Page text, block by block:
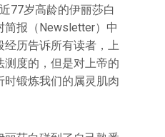
77岁高龄的伊丽莎白
简报（Newsletter）中
历告诉所有读者，上
度的，但是对上帝的
锻炼我们的属灵肌肉